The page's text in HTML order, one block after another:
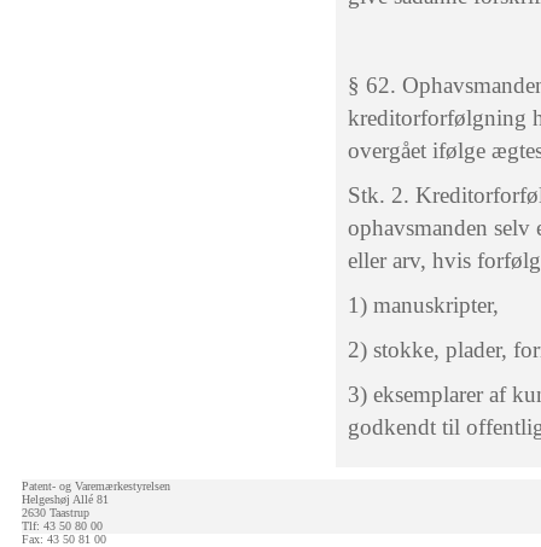
§ 62.
kreditorforfølgning
overgået ifølge
Stk. 2.
ophavsmanden
eller arv, hvis
1) manuskripter,
2) stokke, plader,
3) eksemplarer af
godkendt til
Patent- og Varemærkestyrelsen
Helgeshøj Allé 81
2630 Taastrup
Tlf: 43 50 80 00
Fax: 43 50 81 00